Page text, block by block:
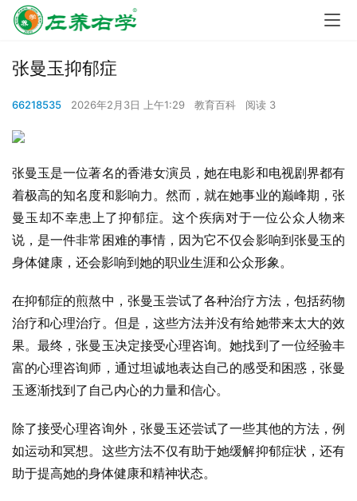
张曼玉抑郁症
66218535 2026年2月3日 上午1:29 教育百科 阅读 3
张曼玉是一位著名的香港女演员，她在电影和电视剧界都有
着极高的知名度和影响力。然而，就在她事业的巅峰期，张
曼玉却不幸患上了抑郁症。这个疾病对于一位公众人物来
说，是一件非常困难的事情，因为它不仅会影响到张曼玉的
身体健康，还会影响到她的职业生涯和公众形象。
在抑郁症的煎熬中，张曼玉尝试了各种治疗方法，包括药物
治疗和心理治疗。但是，这些方法并没有给她带来太大的效
果。最终，张曼玉决定接受心理咨询。她找到了一位经验丰
富的心理咨询师，通过坦诚地表达自己的感受和困惑，张曼
玉逐渐找到了自己内心的力量和信心。
除了接受心理咨询外，张曼玉还尝试了一些其他的方法，例
如运动和冥想。这些方法不仅有助于她缓解抑郁症状，还有
助于提高她的身体健康和精神状态。